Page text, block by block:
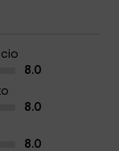
8.0
8.0
8.0